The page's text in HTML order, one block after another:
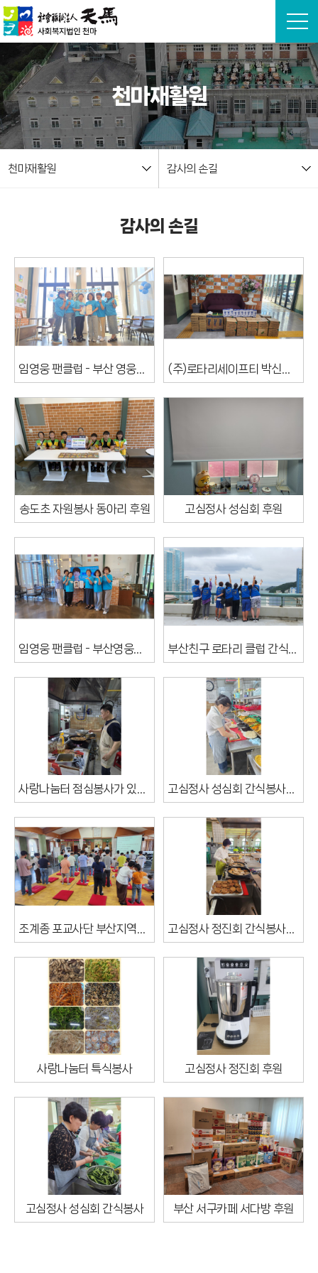
본문 바로가기
천마재활원
천마재활원 감사의 손길
감사의 손길
임영웅 팬클럽 - 부산 영웅시대 히어로방
송도초 자원봉사 동아리 후원 고심정사 성심회 후원
임영웅 팬클럽 - 부산영웅시대 히어로방 후원
고심정사 성심회 간식봉사가 있었습니다.
고심정사 정진회 간식봉사가 있었습니다.
사랑나눔터 특식봉사 고심정사 정진회 후원
고심정사 성심회 간식봉사 부산 서구카페 서다방 후원